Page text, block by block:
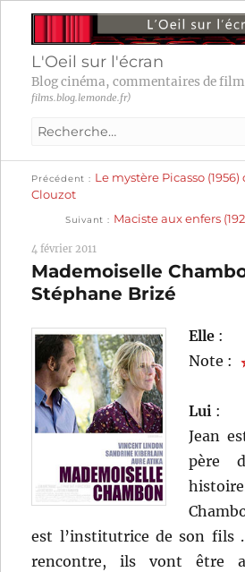
L'Oeil sur l'écran
Blog cinéma, commentaires de
films.blog.lemonde.fr)
Recherche
:
Navigation
l’article
Précédent
précédente :
Le mystère Picasso
Clouzot
Suivant
suivante :
Maciste aux enfers
4 février 2011
Mademoiselle
Stéphane Brizé
Elle :
Note :
Lui :
Jean
père
est l’institutrice de son fils
rencontre, ils vont être